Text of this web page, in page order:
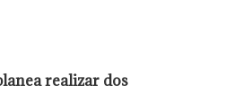
realizar dos